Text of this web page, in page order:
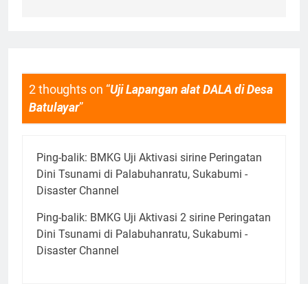
2 thoughts on “Uji Lapangan alat DALA di Desa
Batulayar”
Ping-balik: BMKG Uji Aktivasi sirine Peringatan
Dini Tsunami di Palabuhanratu, Sukabumi -
Disaster Channel
Ping-balik: BMKG Uji Aktivasi 2 sirine Peringatan
Dini Tsunami di Palabuhanratu, Sukabumi -
Disaster Channel